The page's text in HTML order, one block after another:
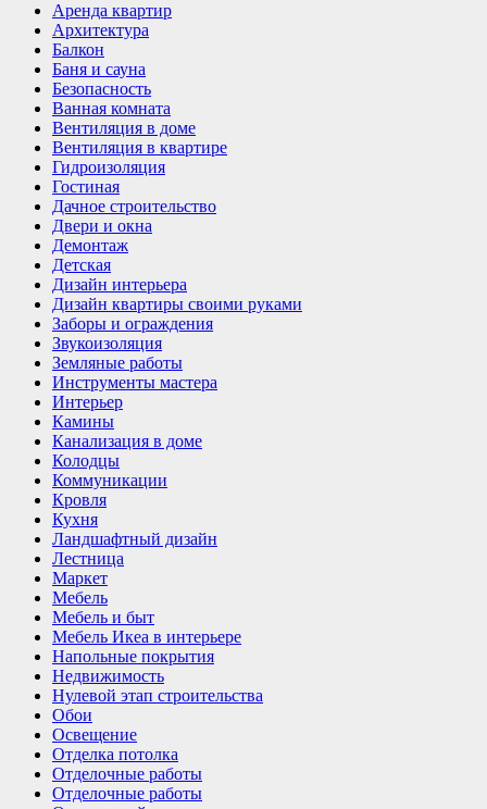
Аренда квартир
Архитектура
Балкон
Баня и сауна
Безопасность
Ванная комната
Вентиляция в доме
Вентиляция в квартире
Гидроизоляция
Гостиная
Дачное строительство
Двери и окна
Демонтаж
Детская
Дизайн интерьера
Дизайн квартиры своими руками
Заборы и ограждения
Звукоизоляция
Земляные работы
Инструменты мастера
Интерьер
Камины
Канализация в доме
Колодцы
Коммуникации
Кровля
Кухня
Ландшафтный дизайн
Лестница
Маркет
Мебель
Мебель и быт
Мебель Икеа в интерьере
Напольные покрытия
Недвижимость
Нулевой этап строительства
Обои
Освещение
Отделка потолка
Отделочные работы
Отделочные работы